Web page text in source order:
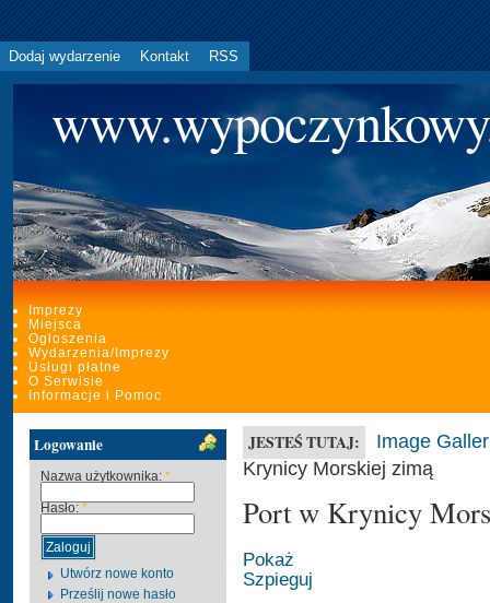
Dodaj wydarzenie Kontakt RSS
Imprezy
Miejsca
Ogłoszenia
Wydarzenia/Imprezy
Usługi płatne
O Serwisie
Informacje i Pomoc
Logowanie
Nazwa użytkownika: *
Hasło: *
Utwórz nowe konto
Prześlij nowe hasło
JESTEŚ TUTAJ:
Image
Krynicy Morskiej zimą
Port w Krynicy
Pokaż
Szpieguj